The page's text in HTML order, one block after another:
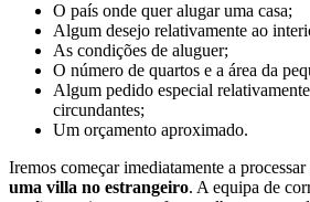
O país onde quer alugar uma casa;
Algum desejo relativamente ao
As condições de aluguer;
O número de quartos e a área da
Algum pedido especial
circundantes;
Um orçamento aproximado.
Iremos começar imediatamente a
uma villa no estrangeiro. A equipa de